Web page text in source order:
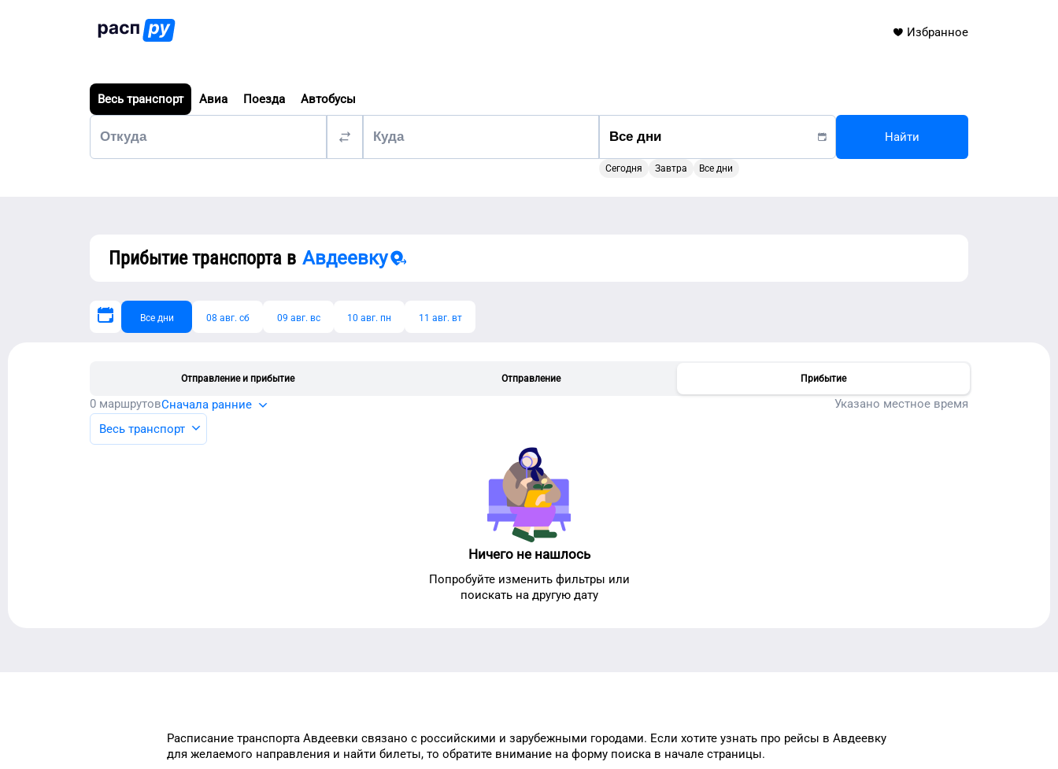
Избранное
Весь транспорт Авиа Поезда Автобусы
Сегодня Завтра Все дни
Найти
Прибытие транспорта в Авдеевку
Все дни 08 авг. сб 09 авг. вс 10 авг. пн 11 авг. вт
Отправление и прибытие Отправление Прибытие
0 маршрутовСначала ранние
Указано местное время
Весь транспорт
Ничего не нашлось
Попробуйте изменить фильтры или
поискать на другую дату
Расписание транспорта Авдеевки связано с российскими и зарубежными городами. Если хотите узнать про рейсы в Авдеевку
для желаемого направления и найти билеты, то обратите внимание на форму поиска в начале страницы.